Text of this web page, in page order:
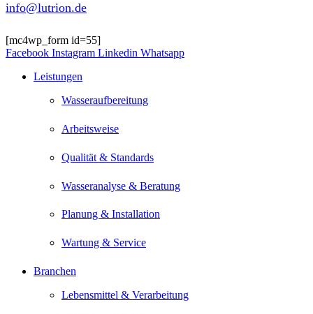
info@lutrion.de
[mc4wp_form id=55]
Facebook Instagram Linkedin Whatsapp
Leistungen
Wasseraufbereitung
Arbeitsweise
Qualität & Standards
Wasseranalyse & Beratung
Planung & Installation
Wartung & Service
Branchen
Lebensmittel & Verarbeitung